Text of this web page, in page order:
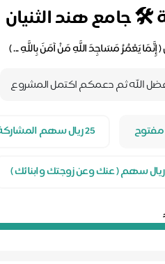
🛠 جامع هند الثنيان
( إِنَّمَا يَعْمُرُ مَسَاجِدَ اللَّهِ مَنْ آمَنَ بِاللَّهِ ... )
الله ثم دعمكم اكتمل المشروع
مفتوح 25 ريال سهم المشاركة